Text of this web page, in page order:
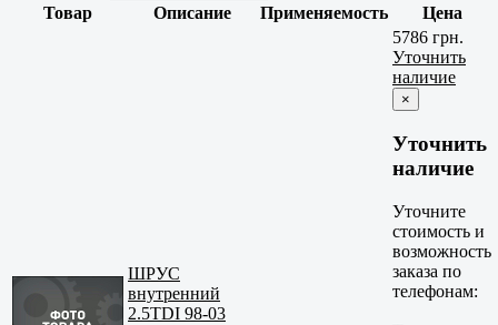
Товар
Описание Применяемость Цена
ШРУС
внутренний
2.5TDI 98-03
5786 грн.
Уточнить
наличие
×
Уточнить
наличие
Уточните
стоимость и
возможность
заказа по
телефонам: